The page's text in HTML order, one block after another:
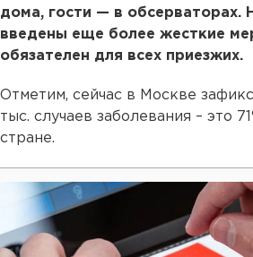
дома, гости — в обсерваторах.
введены еще более жесткие
обязателен для всех приезжих.
Отметим, сейчас в Москве
тыс. случаев заболевания – это
стране.